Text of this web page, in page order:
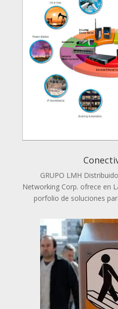
GRUPO LMH
Networking Corp. ofrece en
porfolio de soluciones